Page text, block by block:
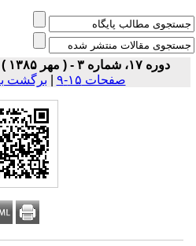
دوره ۱۷، شماره ۳ - ( مهر ۱۳۸۵ )
صفحات ۱۵-۹
| برگشت